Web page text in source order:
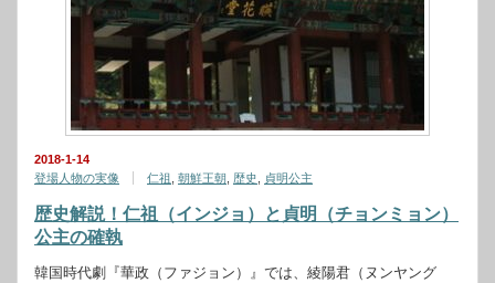
2018-1-14
登場人物の実像
仁祖 朝鮮王朝 歴史 貞明公主
歴史解説！仁祖（インジョ）と貞明（チョンミョン）
公主の確執
韓国時代劇『華政（ファジョン）』では、綾陽君（ヌンヤング